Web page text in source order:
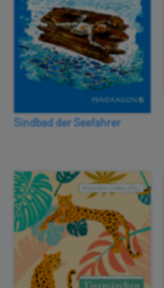
Sindbad der Seefahrer